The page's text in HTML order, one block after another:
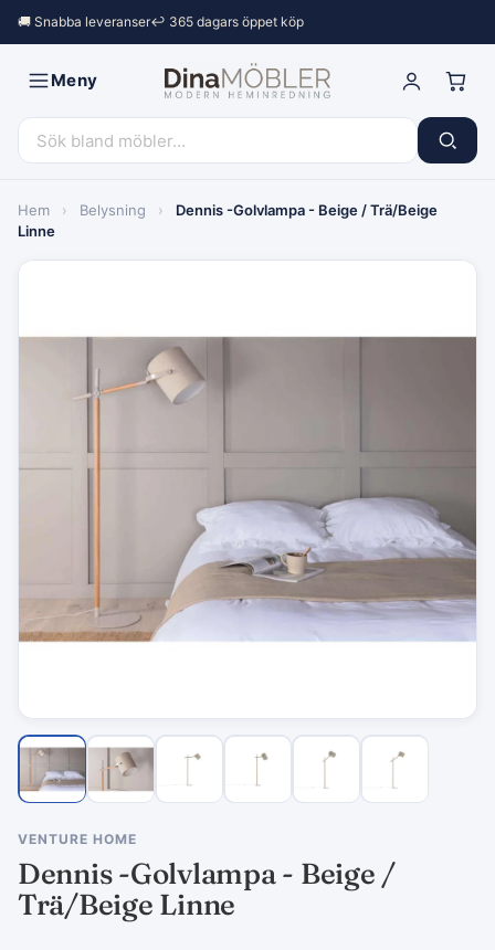
🚚 Snabba leveranser↩︎ 365 dagars öppet köp
Meny
Hem › Belysning ›
Dennis -Golvlampa - Beige / Trä/Beige
Linne
VENTURE HOME
Dennis -Golvlampa - Beige /
Trä/Beige Linne